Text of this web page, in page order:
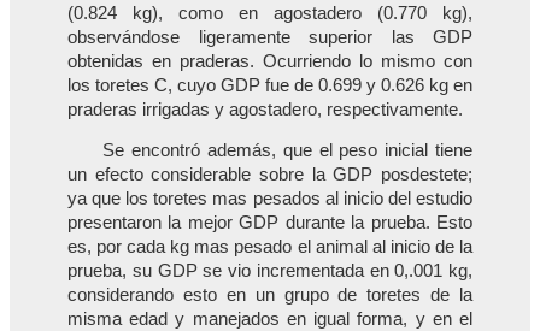
(0.824 kg), como en agostadero (0.770 kg),
observándose ligeramente superior las GDP
obtenidas en praderas. Ocurriendo lo mismo con
los toretes C, cuyo GDP fue de 0.699 y 0.626 kg en
praderas irrigadas y agostadero, respectivamente.
Se encontró además, que el peso inicial tiene
un efecto considerable sobre la GDP posdestete;
ya que los toretes mas pesados al inicio del estudio
presentaron la mejor GDP durante la prueba. Esto
es, por cada kg mas pesado el animal al inicio de la
prueba, su GDP se vio incrementada en 0,.001 kg,
considerando esto en un grupo de toretes de la
misma edad y manejados en igual forma, y en el